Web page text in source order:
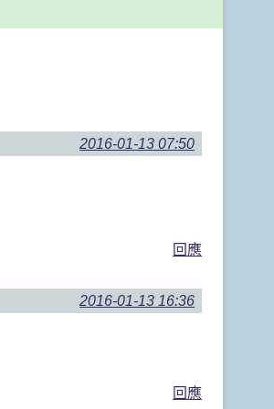
2016-01-13 07:50
回應
2016-01-13 16:36
回應